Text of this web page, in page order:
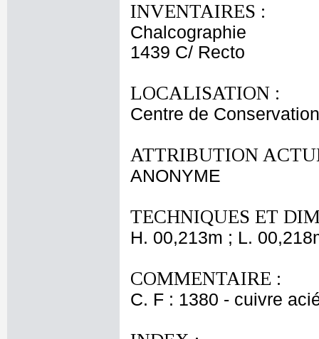
INVENTAIRES :
Chalcographie
1439 C/ Recto
LOCALISATION :
Centre de
ATTRIBUTION
ANONYME
TECHNIQUES ET
H. 00,213m ; L.
COMMENTAIRE :
C. F : 1380 - cuivre